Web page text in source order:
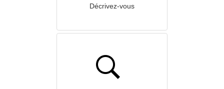
Décrivez-vous